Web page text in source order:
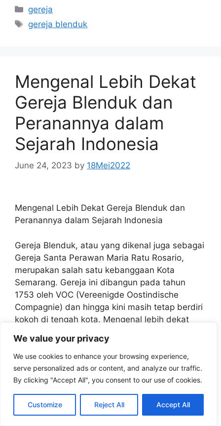
We value your privacy
We use cookies to enhance your browsing experience,
serve personalized ads or content, and analyze our traffic.
By clicking "Accept All", you consent to our use of cookies.
Customize Reject All Accept All
Categories
gereja
Tags
gereja blenduk
Mengenal Lebih Dekat
Gereja Blenduk dan
Peranannya dalam
Sejarah Indonesia
June 24, 2023 by 18Mei2022
Mengenal Lebih Dekat Gereja Blenduk dan
Peranannya dalam Sejarah Indonesia
Gereja Blenduk, atau yang dikenal juga sebagai
Gereja Santa Perawan Maria Ratu Rosario,
merupakan salah satu kebanggaan Kota
Semarang. Gereja ini dibangun pada tahun
1753 oleh VOC (Vereenigde Oostindische
Compagnie) dan hingga kini masih tetap berdiri
kokoh di tengah kota. Mengenal lebih dekat
Indonesia tentu menjadi hal yang menarik untuk
diketahui.
Gereja Blenduk memiliki arsitektur yang khas,
dengan atap bergaya Belanda dan menara
lonceng setinggi 50 meter. Tak heran jika gereja
ini sering dijadikan sebagai ikon kota